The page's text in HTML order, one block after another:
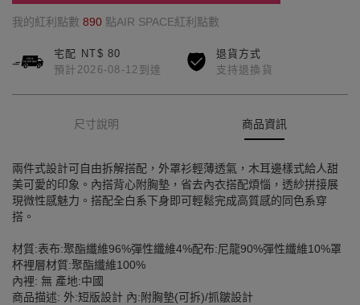
我的紅利點數 890 點AIR SPACE紅利點數
宅配 NT$ 80
預計2026-08-12到達
退貨方式
支持退換貨
尺寸說明 商品資訊
兩件式設計可自由拆解搭配，外罩衫輕薄透氣，木耳邊樣式給人甜
美可愛的印象。內搭背心附胸墊，省去內衣搭配煩惱，透紗拼接展
現微性感魅力。搭配全白系下身即可輕鬆完成高質感的同色系穿
搭。
材質:表布:聚酯纖維96%彈性纖維4%配布:尼龍90%彈性纖維10%罩
杯裡層材質:聚酯纖維100%
內裡: 無 產地:中國
商品描述: 外:短版設計 內:附胸墊(可拆)/抓皺設計